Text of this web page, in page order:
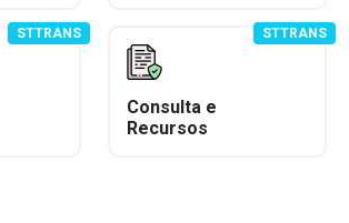
STTRANS
Consulta e
Recursos
STTRANS